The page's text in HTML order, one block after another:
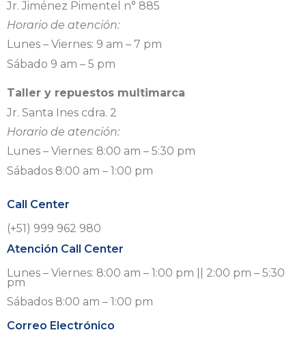
Jr. Jiménez Pimentel n° 885
Horario de atención:
Lunes – Viernes: 9 am – 7 pm
Sábado 9 am – 5 pm
Taller y repuestos multimarca
Jr. Santa Ines cdra. 2
Horario de atención:
Lunes – Viernes: 8:00 am – 5:30 pm
Sábados 8:00 am – 1:00 pm
Call Center
(+51) 999 962 980
Atención Call Center
Lunes – Viernes: 8:00 am – 1:00 pm || 2:00 pm – 5:30
pm
Sábados 8:00 am – 1:00 pm
Correo Electrónico